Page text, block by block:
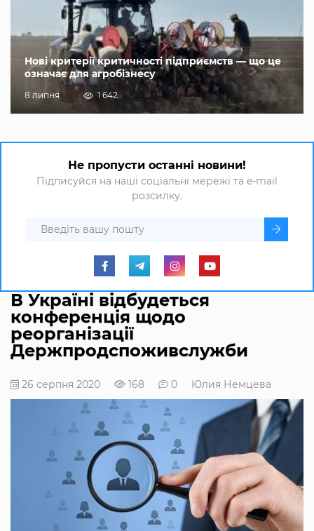
Нові критерії критичності підприємств — що це
означає для агробізнесу
8 липня 1 642
Не пропусти останні новини!
Підписуйся на наші соціальні мережі та e-mail
розсилку.
В Україні відбудеться
конференція щодо
реорганізації
Держпродспоживслужби
26 серпня 2020 168 0 Юлия Немцева